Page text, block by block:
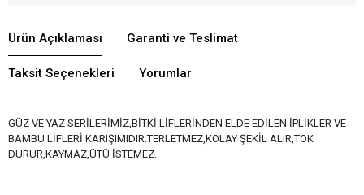
Ürün Açıklaması Garanti ve Teslimat
Taksit Seçenekleri Yorumlar
GÜZ VE YAZ SERİLERİMİZ,BİTKİ LİFLERİNDEN ELDE EDİLEN İPLİKLER VE
BAMBU LİFLERİ KARIŞIMIDIR.TERLETMEZ,KOLAY ŞEKİL ALIR,TOK
DURUR,KAYMAZ,ÜTÜ İSTEMEZ.